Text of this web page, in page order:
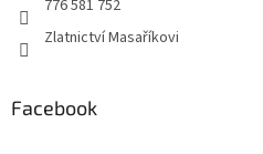
776 581 752
Zlatnictví Masaříkovi
Facebook